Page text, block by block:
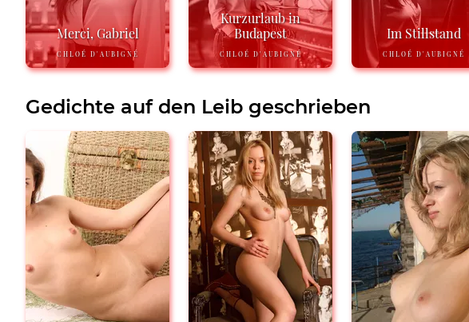
Merci, Gabriel
CHLOÉ D'AUBIGNÉ
Kurzurlaub in
Budapest
CHLOÉ D'AUBIGNÉ
Im Stillstand
CHLOÉ D'AUBIGNÉ
Gedichte auf den Leib geschrieben